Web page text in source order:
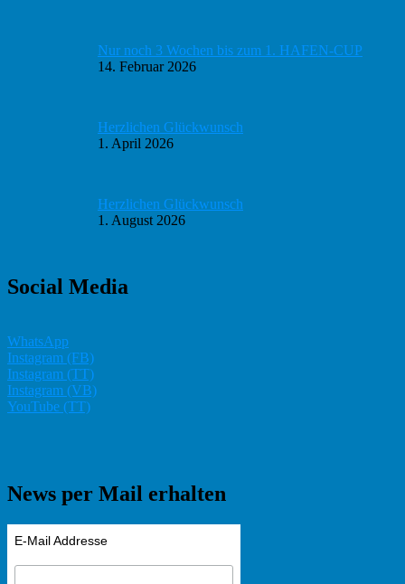
Nur noch 3 Wochen bis zum 1. HAFEN-CUP
14. Februar 2026
Herzlichen Glückwunsch
1. April 2026
Herzlichen Glückwunsch
1. August 2026
Social Media
WhatsApp
Instagram (FB)
Instagram (TT)
Instagram (VB)
YouTube (TT)
News per Mail erhalten
E-Mail Addresse